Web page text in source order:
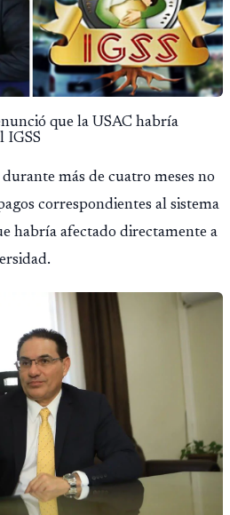
que la USAC habría
IGSS
durante más de cuatro meses no
correspondientes al sistema
habría afectado directamente a